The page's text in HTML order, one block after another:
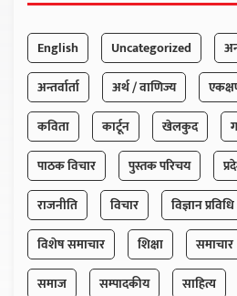
English Uncategorized
अन्तर्वार्ता
अर्थ / वाणिज्य
कविता
कार्टून खेलकुद
पाठक विचार
पुस्तक परिचय
राजनीति
विचार विज्ञान प्रविधि
विशेष समाचार
शिक्षा समाचार
समाज
सम्पादकीय साहित्य